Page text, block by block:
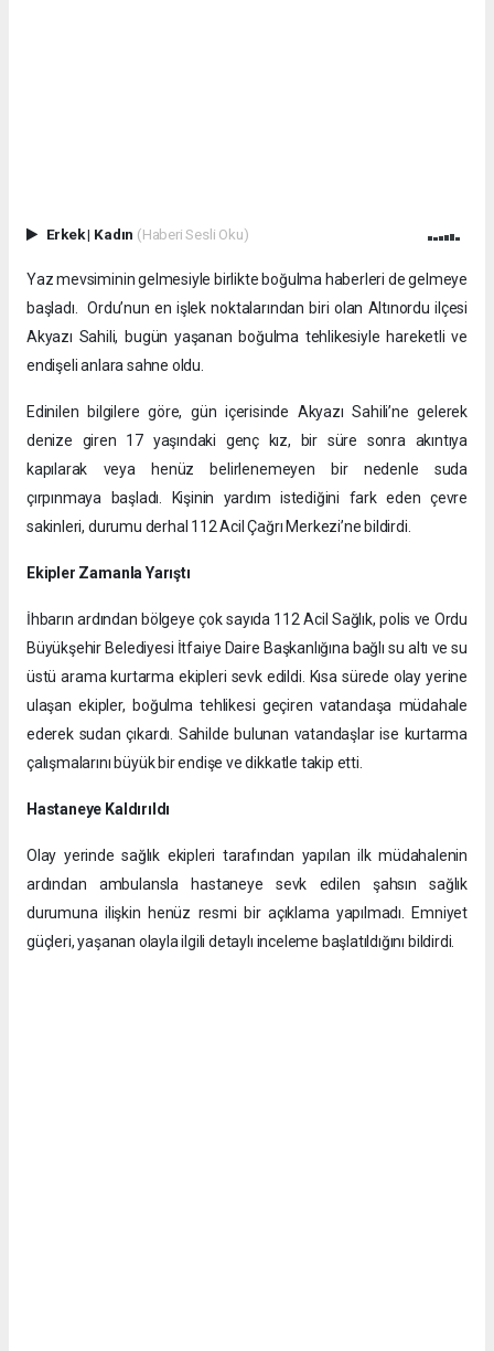
Erkek| Kadın (Haberi Sesli Oku)
Yaz mevsiminin gelmesiyle birlikte boğulma haberleri de gelmeye
başladı. ​ Ordu’nun en işlek noktalarından biri olan Altınordu ilçesi
Akyazı Sahili, bugün yaşanan boğulma tehlikesiyle hareketli ve
endişeli anlara sahne oldu.
Edinilen bilgilere göre, gün içerisinde Akyazı Sahili’ne gelerek
denize giren 17 yaşındaki genç kız, bir süre sonra akıntıya
kapılarak veya henüz belirlenemeyen bir nedenle suda
çırpınmaya başladı. Kişinin yardım istediğini fark eden çevre
sakinleri, durumu derhal 112 Acil Çağrı Merkezi’ne bildirdi.
Ekipler Zamanla Yarıştı
İhbarın ardından bölgeye çok sayıda 112 Acil Sağlık, polis ve Ordu
Büyükşehir Belediyesi İtfaiye Daire Başkanlığına bağlı su altı ve su
üstü arama kurtarma ekipleri sevk edildi. Kısa sürede olay yerine
ulaşan ekipler, boğulma tehlikesi geçiren vatandaşa müdahale
ederek sudan çıkardı. Sahilde bulunan vatandaşlar ise kurtarma
çalışmalarını büyük bir endişe ve dikkatle takip etti.
Hastaneye Kaldırıldı
Olay yerinde sağlık ekipleri tarafından yapılan ilk müdahalenin
ardından ambulansla hastaneye sevk edilen şahsın sağlık
durumuna ilişkin henüz resmi bir açıklama yapılmadı. Emniyet
güçleri, yaşanan olayla ilgili detaylı inceleme başlatıldığını bildirdi.